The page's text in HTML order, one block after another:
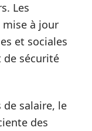
Les
à jour
et sociales
sécurité
salaire, le
des